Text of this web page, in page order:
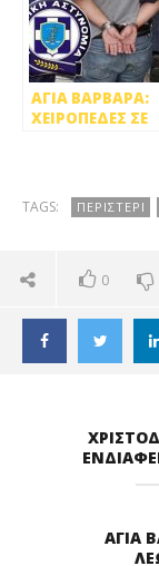
ΑΓΙΑ ΒΑΡΒΑΡΑ:
ΧΕΙΡΟΠΕΔΕΣ ΣΕ
TAGS: ΠΕΡΙΣΤΕΡΙ
0
ΑΓΙΑ